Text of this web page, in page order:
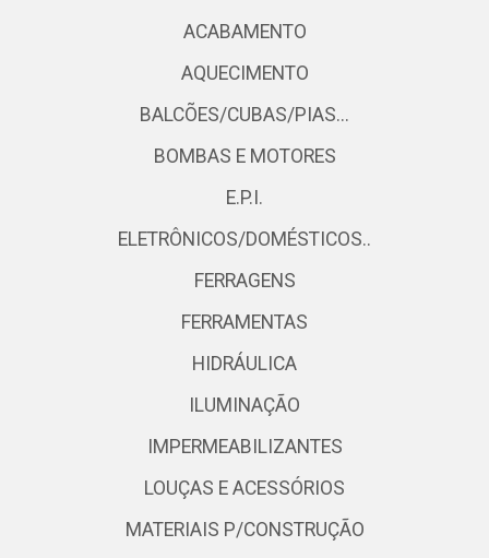
ACABAMENTO
AQUECIMENTO
BALCÕES/CUBAS/PIAS...
BOMBAS E MOTORES
E.P.I.
ELETRÔNICOS/DOMÉSTICOS..
FERRAGENS
FERRAMENTAS
HIDRÁULICA
ILUMINAÇÃO
IMPERMEABILIZANTES
LOUÇAS E ACESSÓRIOS
MATERIAIS P/CONSTRUÇÃO